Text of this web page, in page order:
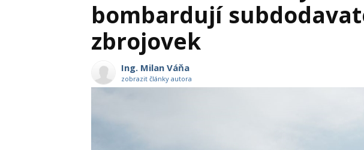
bombardují
zbrojovek
Ing. Milan Váňa
zobrazit články autora